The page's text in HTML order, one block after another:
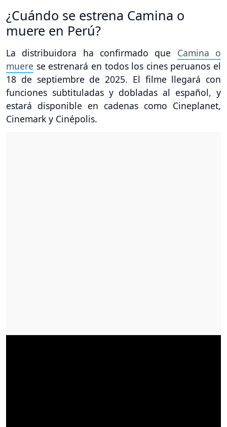
¿Cuándo se estrena Camina o
muere en Perú?
La distribuidora ha confirmado que Camina o
muere se estrenará en todos los cines peruanos el
18 de septiembre de 2025. El filme llegará con
funciones subtituladas y dobladas al español, y
estará disponible en cadenas como Cineplanet,
Cinemark y Cinépolis.